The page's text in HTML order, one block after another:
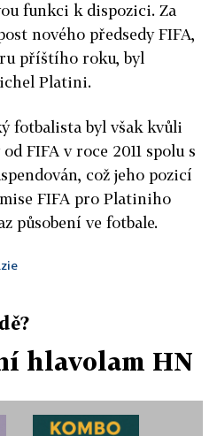
funkci k dispozici. Za
nového předsedy FIFA,
příštího roku, byl
Platini.
fotbalista byl však kvůli
FIFA v roce 2011 spolu s
což jeho pozicí
FIFA pro Platiniho
působení ve fotbale.
hlavolam HN